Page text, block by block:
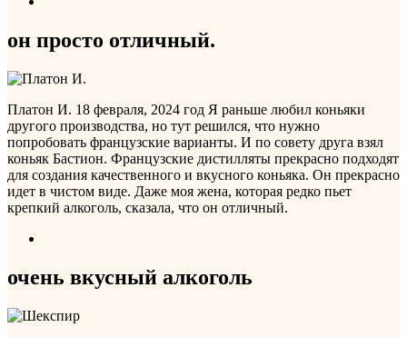
он просто отличный.
Платон И. 18 февраля, 2024 год Я раньше любил коньяки
другого производства, но тут решился, что нужно
попробовать французские варианты. И по совету друга взял
коньяк Бастион. Французские дистилляты прекрасно подходят
для создания качественного и вкусного коньяка. Он прекрасно
идет в чистом виде. Даже моя жена, которая редко пьет
крепкий алкоголь, сказала, что он отличный.
очень вкусный алкоголь